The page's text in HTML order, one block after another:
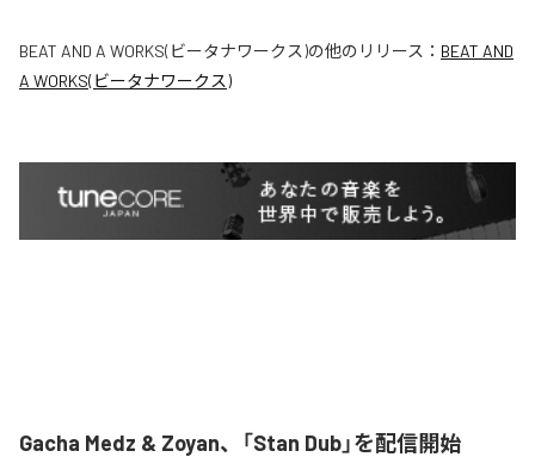
BEAT AND A WORKS(ビータナワークス)の他のリリース： BEAT AND
A WORKS(ビータナワークス)
Gacha Medz & Zoyan、「Stan Dub」を配信開始